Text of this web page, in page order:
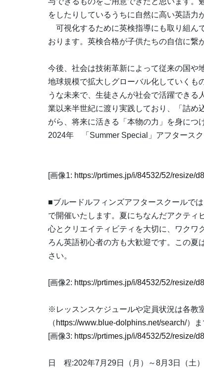
をしたりしているうちに自然に高い英語力
可視化するために英検指導にも取り組ん
おります。英検合格が子供たちの自信に繋
今後、社会は技術革新によって従来の国や
地球規模で拡大しグローバル化していくも
うな未来で、生徒さんが社会で活躍できる
業以来半世紀に渡り実践しており、「詰め
がら、将来に活きる「本物の力」を身につ
2024年 「Summer Special」アフタース
[画像1: https://prtimes.jp/i/84532/52/resize/
■ブルードルフィンズアフタースクールで
で開催いたします。夏にちなんだアクティ
心とクリエイティビティを大切に、ワクワ
ろん英語初心者の方も大歓迎です。この
さい。
[画像2: https://prtimes.jp/i/84532/52/resize/
※レッスンスケジュールや定員状況は各教
（ https://www.blue-dolphins.net/search/）ま
[画像3: https://prtimes.jp/i/84532/52/resize/
日 程:202年7月29日（月）～8月3日（土